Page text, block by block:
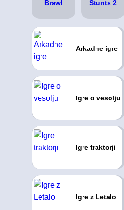
Arkadne igre
Igre o vesolju
Igre traktorji
Igre z Letalo